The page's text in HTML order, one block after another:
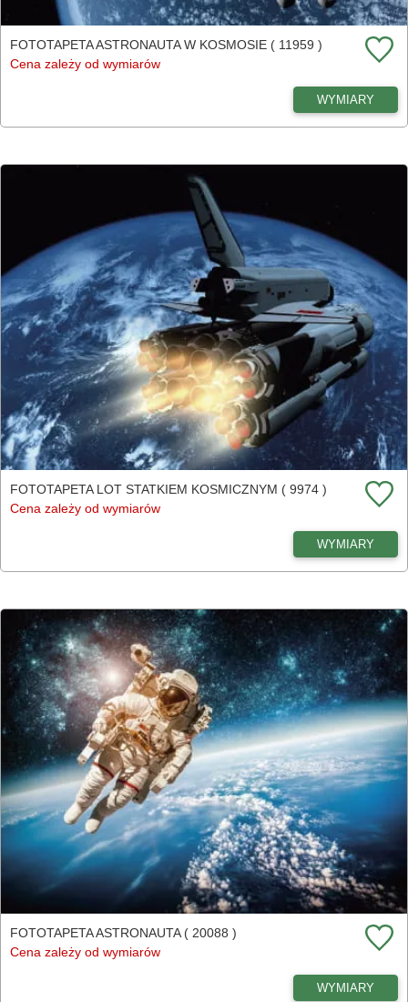
FOTOTAPETA ASTRONAUTA W KOSMOSIE ( 11959 )
Cena zależy od wymiarów
WYMIARY
FOTOTAPETA LOT STATKIEM KOSMICZNYM ( 9974 )
Cena zależy od wymiarów
WYMIARY
FOTOTAPETA ASTRONAUTA ( 20088 )
Cena zależy od wymiarów
WYMIARY